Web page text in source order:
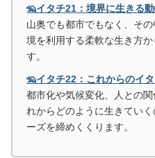
🦡イタチ21：境界に生きる
山奥でも都市でもなく、そ
境を利用する柔軟な生き方
す。
🦡イタチ22：これからのイ
都市化や気候変化、人との
れからどのように生きてい
ーズを締めくくります。